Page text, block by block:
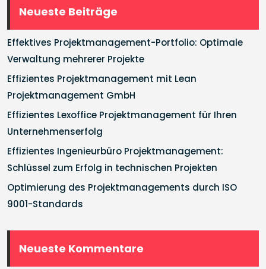
Neueste Beiträge
Effektives Projektmanagement-Portfolio: Optimale
Verwaltung mehrerer Projekte
Effizientes Projektmanagement mit Lean
Projektmanagement GmbH
Effizientes Lexoffice Projektmanagement für Ihren
Unternehmenserfolg
Effizientes Ingenieurbüro Projektmanagement:
Schlüssel zum Erfolg in technischen Projekten
Optimierung des Projektmanagements durch ISO
9001-Standards
Neueste Kommentare